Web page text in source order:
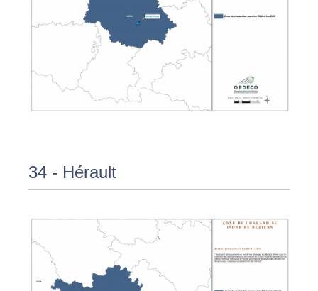
34 - Hérault